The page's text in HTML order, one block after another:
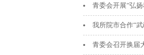
青委会开展“弘
我所院市合作“
青委会召开换届